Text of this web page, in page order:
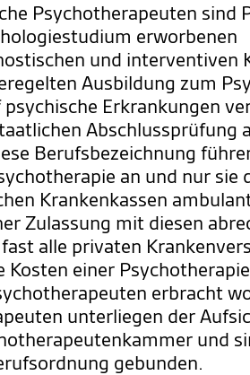
Psychotherapeuten sind
erworbenen
und interventiven
Ausbildung zum
psychische Erkrankungen
Abschlussprüfung
Berufsbezeichnung
an und nur sie
Krankenkassen
Zulassung mit diesen
alle privaten
Kosten einer
erbracht
unterliegen der
und
gebunden.